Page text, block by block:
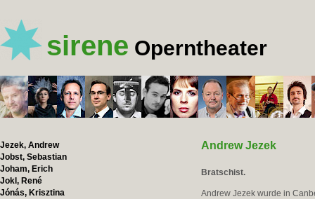
sirene Operntheater
Jezek, Andrew
Jobst, Sebastian
Joham, Erich
Jokl, René
Jónás, Krisztina
Andrew Jezek
Bratschist.
Andrew Jezek wurde in